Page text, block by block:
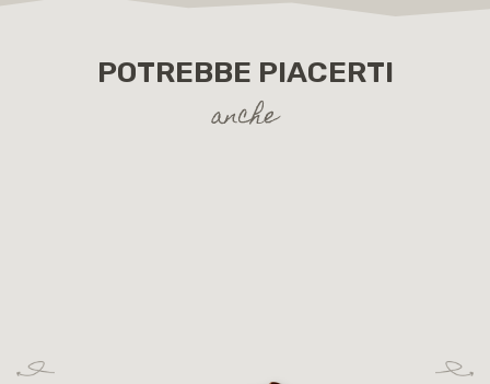
POTREBBE PIACERTI
anche